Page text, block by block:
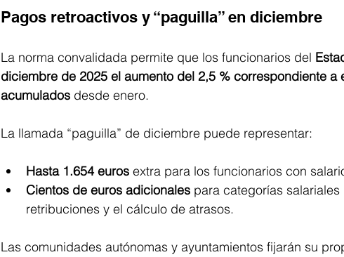
Pagos retroactivos y “paguilla” en diciembre
La norma convalidada permite que los funcionarios del
diciembre de 2025 el aumento del 2,5 % correspondiente a
acumulados desde enero.
La llamada “paguilla” de diciembre puede representar:
Hasta 1.654 euros extra para los funcionarios con
Cientos de euros adicionales para categorías
retribuciones y el cálculo de atrasos.
Las comunidades autónomas y ayuntamientos fijarán su